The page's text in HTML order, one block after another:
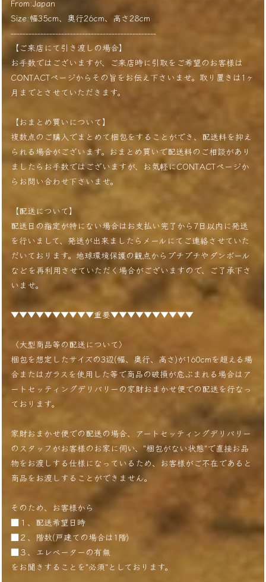
From:Japan
Size:幅35cm、奥行26cm、高さ28cm
-------------------------------------------------
【ご来店にて引き渡しの場合】
お手数ではございますが、ご来店時に引取をご希望のお客様は
CONTACTページからその旨をお伝え下さいませ。取り置きは1ヶ
月までとさせていただきます。
【おまとめ買いについて】
複数点のご購入でまとめて梱包をすることができ、配送料を抑え
られる場合がございます。おまとめ買いで配送料のご相談があり
ましたらお手数ではございますが、お気軽にCONTACTページか
らお問い合わせ下さいませ。
【配送について】
配送日の指定が特にない場合はお支払い完了から7日以内に発送
を行いまして、発送が出来ましたらメールにてご連絡させていた
だいております。地球環境保護の観点からプチプチやダンボール
などを再利用させていただく場合がございますので、ご了承下さ
いませ。
▼▼▼▼▼▼▼▼▼▼重要▼▼▼▼▼▼▼▼▼▼
〈大型商品等の配送について〉
梱包を想定したサイズの3辺(幅、奥行、高さ)が160cmを超える場
合またはガラスを使用した等で商品の破損が危ぶまれる場合はア
ートセッティングデリバリーの家財おまかせ便での配送を行なっ
ております。
家財おまかせ便での配送の場合、アートセッティングデリバリー
のスタッフがお客様のお家に伺い、"梱包がない状態"で直接お品
物をお渡しする仕様になっているため、お客様がご不在であると
商品をお渡しすることができません。
そのため、お客様から
■１、配送希望日時
■２、階数(戸建ての場合は1階)
■３、エレベーターの有無
をお聞きすることを"必須"としております。